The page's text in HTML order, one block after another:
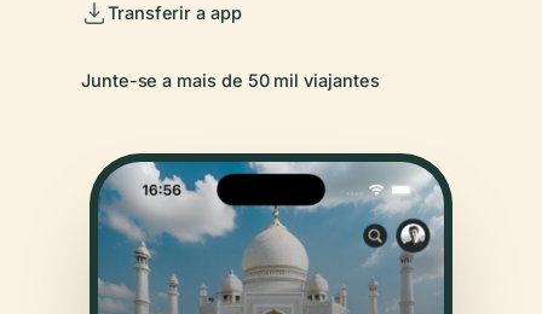
Transferir a app
Junte-se a mais de 50 mil viajantes